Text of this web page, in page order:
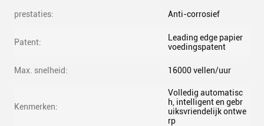
prestaties: Anti-corrosief
Patent:
Leading edge papier
voedingspatent
Max. snelheid: 16000 vellen/uur
Kenmerken:
Volledig automatisc
h, intelligent en gebr
uiksvriendelijk ontwe
rp